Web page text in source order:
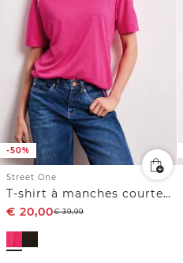
-50%
Street One
T-shirt à manches courtes avec capuche et cordon de serrage
€ 20,00€39,99